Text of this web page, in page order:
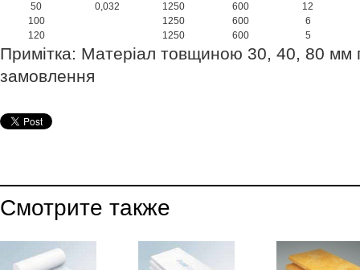
50 0,032 1250 600
12
100
1250 600
6
120
1250 600 5
Примітка: Матеріал товщиною 30, 40, 80 мм
замовлення
Смотрите также